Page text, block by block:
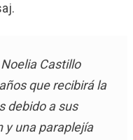
Castillo
que recibirá la
debido a sus
y una paraplejía